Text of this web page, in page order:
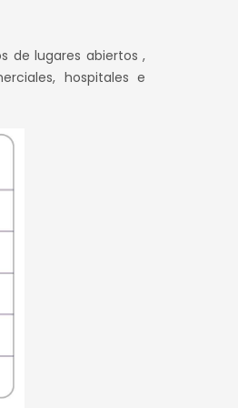
de lugares abiertos ,
hospitales e